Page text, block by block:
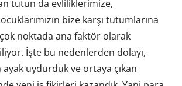
tutun da evliliklerimize,
bize karşı tutumlarına
noktada ana faktör olarak
İşte bu nedenlerden dolayı,
uydurduk ve ortaya çıkan